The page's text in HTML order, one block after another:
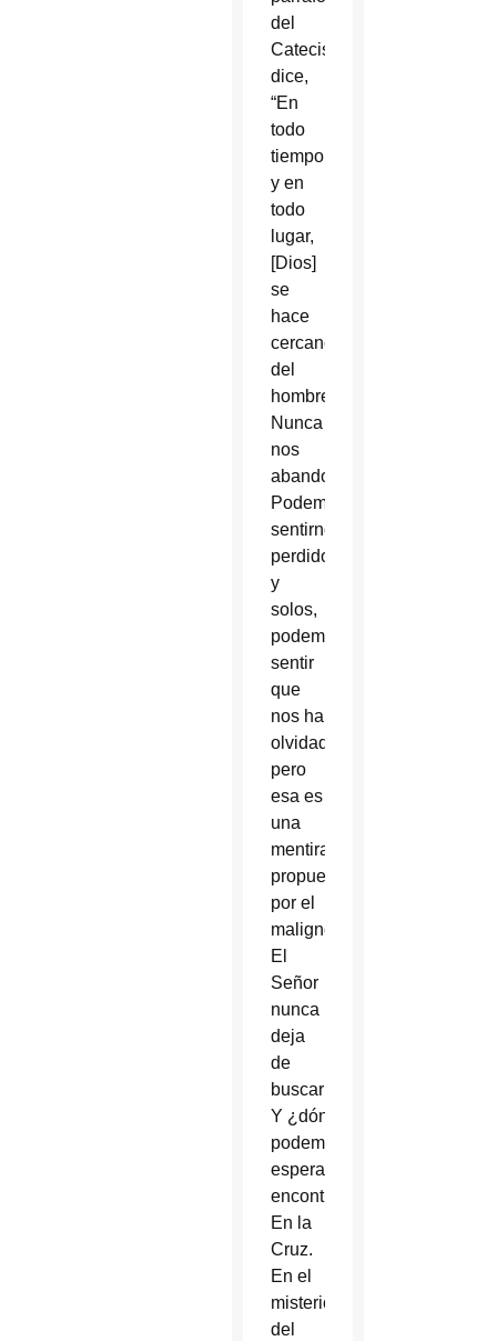
del
Catecismo
dice,
“En
todo
tiempo
y en
todo
lugar,
[Dios]
se
hace
cercano
del
hombre”.
Nunca
nos
abandona.
Podemos
sentirnos
perdidos
y
solos,
podemos
sentir
que
nos ha
olvidado,
pero
esa es
una
mentira
propuesta
por el
maligno.
El
Señor
nunca
deja
de
buscarnos.
Y ¿dónde
podemos
esperar
encontrarlo?
En la
Cruz.
En el
misterio
del